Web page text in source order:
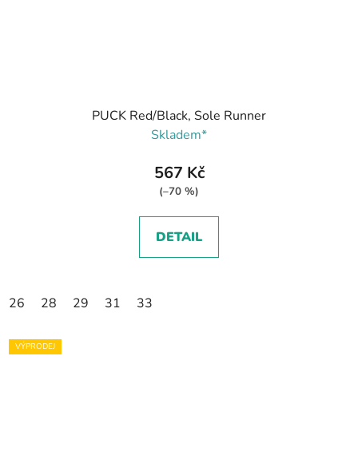
PUCK Red/Black, Sole Runner
Skladem*
567 Kč
(–70 %)
DETAIL
26 28 29 31 33
VÝPRODEJ